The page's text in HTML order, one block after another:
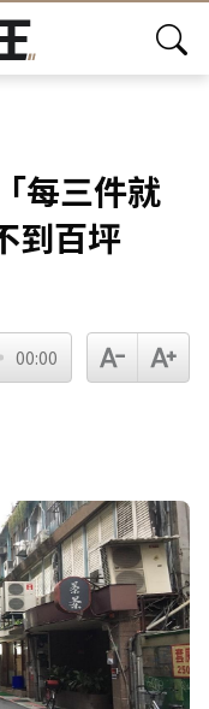
每三件就
到百坪
00:00